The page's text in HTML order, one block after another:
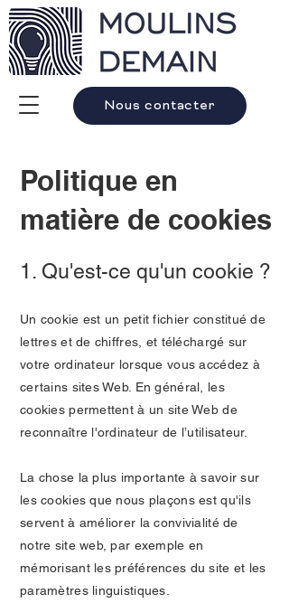
Nous contacter
Politique en
matière de cookies
1. Qu'est-ce qu'un cookie ?
Un cookie est un petit fichier constitué de
lettres et de chiffres, et téléchargé sur
votre ordinateur lorsque vous accédez à
certains sites Web. En général, les
cookies permettent à un site Web de
reconnaître l'ordinateur de l’utilisateur.
La chose la plus importante à savoir sur
les cookies que nous plaçons est qu'ils
servent à améliorer la convivialité de
notre site web, par exemple en
mémorisant les préférences du site et les
paramètres linguistiques.